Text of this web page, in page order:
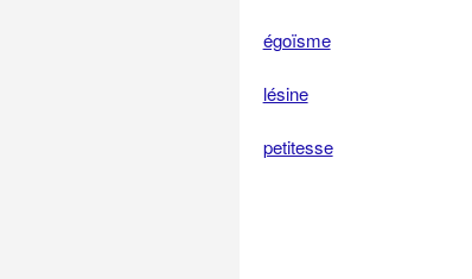
égoïsme
lésine
petitesse